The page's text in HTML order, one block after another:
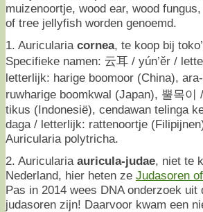
muizenoortje, wood ear, wood
of tree jellyfish worden genoemd.
1. Auricularia cornea, te koop bij
Specifieke namen: 云耳 / yún’ěr /
letterlijk: harige boomoor (China),
ruwharige boomkwal (Japan), 뿔목
tikus (Indonesië), cendawan telinga
daga / letterlijk: rattenoortje
Auricularia polytricha.
2. Auricularia auricula-judae, niet te
Nederland, hier heten ze Judasoren
Pas in 2014 wees DNA onderzoek uit
judasoren zijn! Daarvoor kwam een